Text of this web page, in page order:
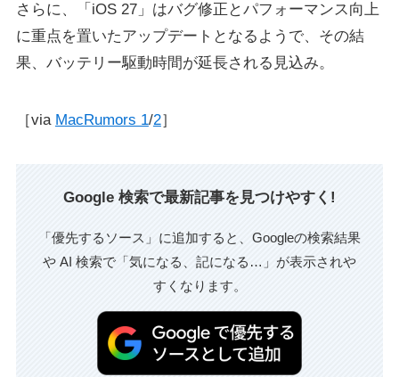
さらに、「iOS 27」はバグ修正とパフォーマンス向上
に重点を置いたアップデートとなるようで、その結
果、バッテリー駆動時間が延長される見込み。
［via MacRumors 1/2］
Google 検索で最新記事を見つけやすく!
「優先するソース」に追加すると、Googleの検索結果
や AI 検索で「気になる、記になる…」が表示されや
すくなります。